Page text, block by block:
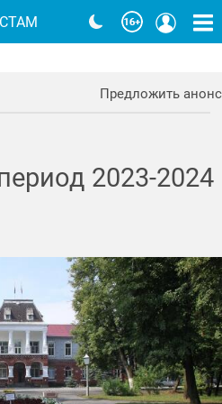
Предложить анонс
2023-2024